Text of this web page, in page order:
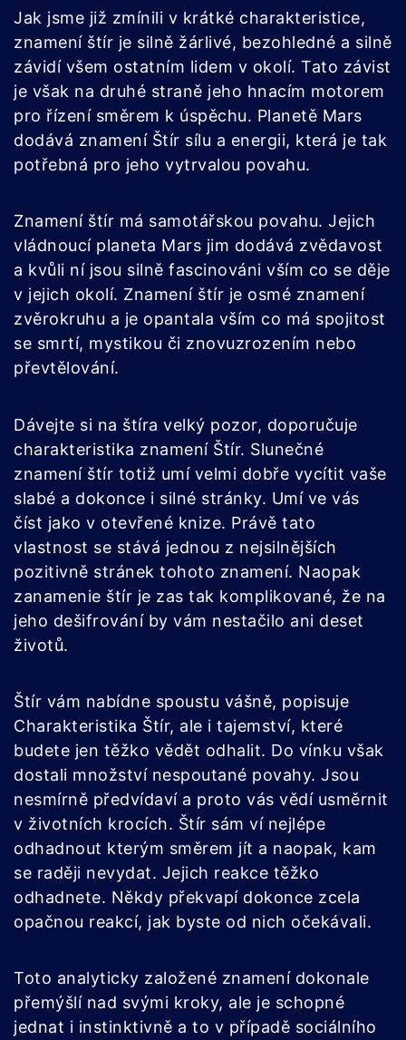
Jak jsme již zmínili v krátké charakteristice,
znamení štír je silně žárlivé, bezohledné a silně
závidí všem ostatním lidem v okolí. Tato závist
je však na druhé straně jeho hnacím motorem
pro řízení směrem k úspěchu. Planetě Mars
dodává znamení Štír sílu a energii, která je tak
potřebná pro jeho vytrvalou povahu.
Znamení štír má samotářskou povahu. Jejich
vládnoucí planeta Mars jim dodává zvědavost
a kvůli ní jsou silně fascinováni vším co se děje
v jejich okolí. Znamení štír je osmé znamení
zvěrokruhu a je opantala vším co má spojitost
se smrtí, mystikou či znovuzrozením nebo
převtělování.
Dávejte si na štíra velký pozor, doporučuje
charakteristika znamení Štír. Slunečné
znamení štír totiž umí velmi dobře vycítit vaše
slabé a dokonce i silné stránky. Umí ve vás
číst jako v otevřené knize. Právě tato
vlastnost se stává jednou z nejsilnějších
pozitivně stránek tohoto znamení. Naopak
zanamenie štír je zas tak komplikované, že na
jeho dešifrování by vám nestačilo ani deset
životů.
Štír vám nabídne spoustu vášně, popisuje
Charakteristika Štír, ale i tajemství, které
budete jen těžko vědět odhalit. Do vínku však
dostali množství nespoutané povahy. Jsou
nesmírně předvídaví a proto vás vědí usměrnit
v životních krocích. Štír sám ví nejlépe
odhadnout kterým směrem jít a naopak, kam
se raději nevydat. Jejich reakce těžko
odhadnete. Někdy překvapí dokonce zcela
opačnou reakcí, jak byste od nich očekávali.
Toto analyticky založené znamení dokonale
přemýšlí nad svými kroky, ale je schopné
jednat i instinktivně a to v případě sociálního